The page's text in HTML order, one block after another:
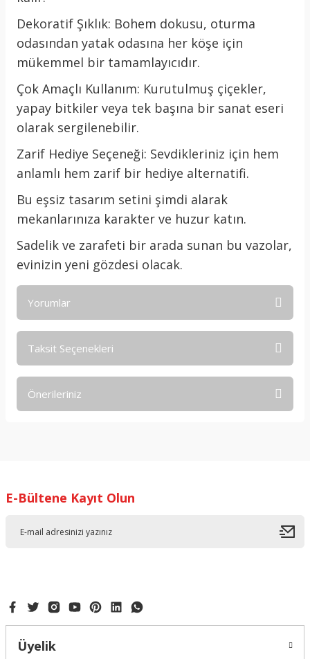
Dekoratif Şıklık: Bohem dokusu, oturma
odasından yatak odasına her köşe için
mükemmel bir tamamlayıcıdır.
Çok Amaçlı Kullanım: Kurutulmuş çiçekler,
yapay bitkiler veya tek başına bir sanat eseri
olarak sergilenebilir.
Zarif Hediye Seçeneği: Sevdikleriniz için hem
anlamlı hem zarif bir hediye alternatifi.
Bu eşsiz tasarım setini şimdi alarak
mekanlarınıza karakter ve huzur katın.
Sadelik ve zarafeti bir arada sunan bu vazolar,
evinizin yeni gözdesi olacak.
Yorumlar
Taksit Seçenekleri
Önerileriniz
Ürün resmi kalitesiz, bozuk veya görüntülenemiyor.
E-Bültene Kayıt Olun
Üyelik